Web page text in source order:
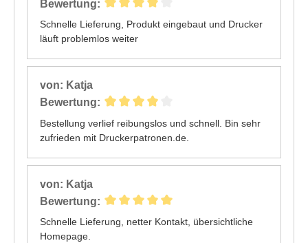
Bewertung:
Schnelle Lieferung, Produkt eingebaut und Drucker
läuft problemlos weiter
von: Katja
Bewertung:
Bestellung verlief reibungslos und schnell. Bin sehr
zufrieden mit Druckerpatronen.de.
von: Katja
Bewertung:
Schnelle Lieferung, netter Kontakt, übersichtliche
Homepage.